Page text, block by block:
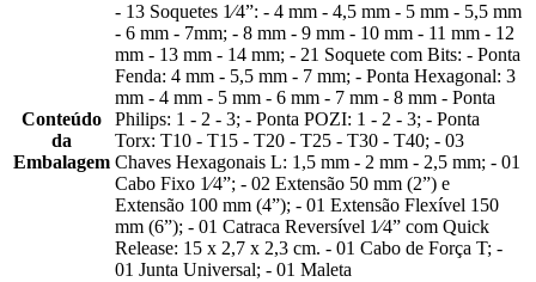
Conteúdo
da
Embalagem
- 13 Soquetes 1⁄4”: - 4 mm - 4,5 mm - 5 mm - 5,5 mm
- 6 mm - 7mm; - 8 mm - 9 mm - 10 mm - 11 mm - 12
mm - 13 mm - 14 mm; - 21 Soquete com Bits: - Ponta
Fenda: 4 mm - 5,5 mm - 7 mm; - Ponta Hexagonal: 3
mm - 4 mm - 5 mm - 6 mm - 7 mm - 8 mm - Ponta
Philips: 1 - 2 - 3; - Ponta POZI: 1 - 2 - 3; - Ponta
Torx: T10 - T15 - T20 - T25 - T30 - T40; - 03
Chaves Hexagonais L: 1,5 mm - 2 mm - 2,5 mm; - 01
Cabo Fixo 1⁄4”; - 02 Extensão 50 mm (2”) e
Extensão 100 mm (4”); - 01 Extensão Flexível 150
mm (6”); - 01 Catraca Reversível 1⁄4” com Quick
Release: 15 x 2,7 x 2,3 cm. - 01 Cabo de Força T; -
01 Junta Universal; - 01 Maleta